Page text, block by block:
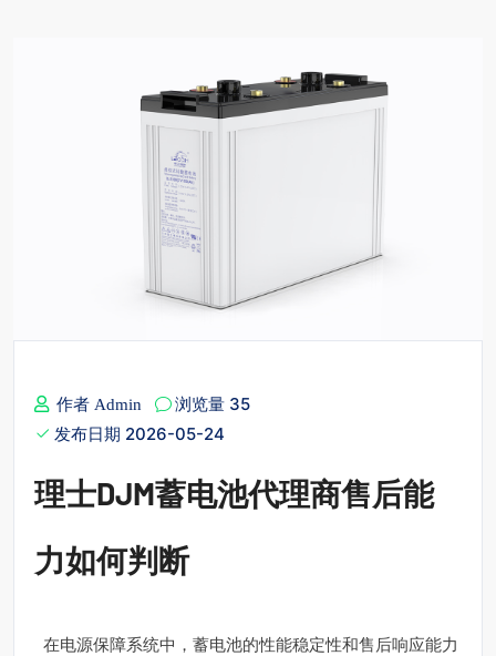
作者 Admin
浏览量 35
发布日期 2026-05-24
理士DJM蓄电池代理商售后能
力如何判断
在电源保障系统中，蓄电池的性能稳定性和售后响应能力